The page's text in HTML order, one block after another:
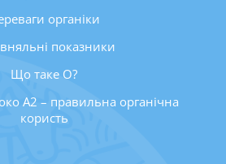
органіки
показники
Що таке О?
А2 – правильна органічна
користь